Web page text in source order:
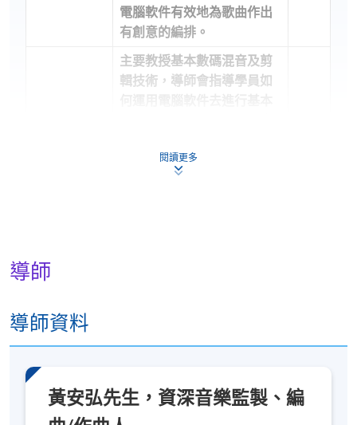
電腦軟件有效地為歌曲作出
有創意的編排。
主要教授基本數碼混音及剪
輯技術，導師會指導學員如
音及混音課堂時間比例分別
為4成及6成。
MUSI3008：
市場策略
立。
閱讀更多
導師
導師資料
黃安弘先生，資深音樂監製、編